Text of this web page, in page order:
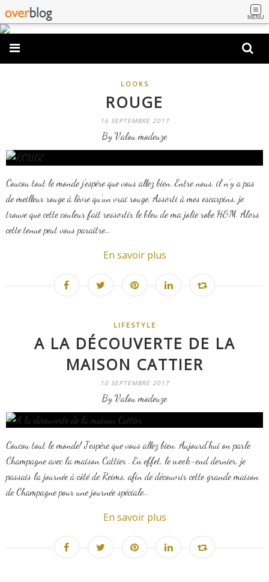
MENU
LOOKS
ROUGE
16 SEPTEMBRE 2017
By Valou modeuze
Coucou tout le monde j'espère que vous allez bien. Entre nous, il n'y a pas
de meilleur rouge à lèvre qu'un vrai rouge. Assorti à mes escarpins, je
trouve que cette couleur fait ressortir le bleu de ma jolie robe H&M. Alors
cette tenue peut vous paraître...
En savoir plus
LIFESTYLE
A LA DÉCOUVERTE DE LA
MAISON CATTIER
10 SEPTEMBRE 2017
By Valou modeuze
Coucou tout le monde! J'espère que vous allez bien. Aujourd'hui on parle
Champagne avec la maison Cattier . En effet, le week-end dernier, je
passais la journée à côté de Reims, afin de découvrir cette grande maison
de Champagne pour une journée spéciale...
En savoir plus